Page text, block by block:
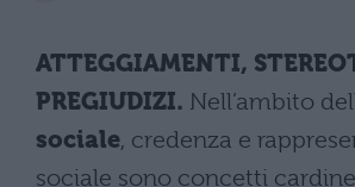
ATTEGGIAMENTI,
PREGIUDIZI. Nell’ambito
sociale, credenza e
sociale sono concetti